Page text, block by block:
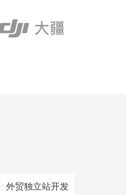
外贸独立站开发